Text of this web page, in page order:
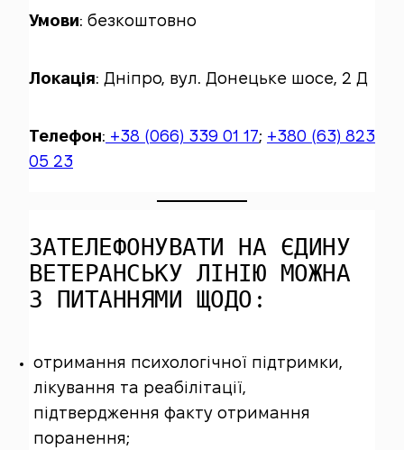
Умови: безкоштовно
Локація: Дніпро, вул. Донецьке шосе, 2 Д
Телефон: +38 (066) 339 01 17; +380 (63) 823
05 23
ЗАТЕЛЕФОНУВАТИ НА ЄДИНУ
ВЕТЕРАНСЬКУ ЛІНІЮ МОЖНА
З ПИТАННЯМИ ЩОДО:
отримання психологічної підтримки,
лікування та реабілітації,
підтвердження факту отримання
поранення;